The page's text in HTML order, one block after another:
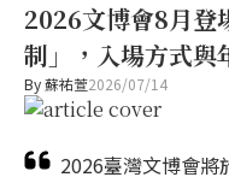
2026文博會8月登
制」，入場方式與
By蘇祐萱2026/07/14
2026臺灣文博會將